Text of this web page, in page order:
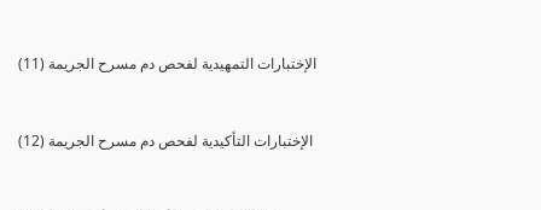
(11) الإختبارات التمهيدية لفحص دم مسرح الجريمة
(12) الإختبارات التأكيدية لفحص دم مسرح الجريمة